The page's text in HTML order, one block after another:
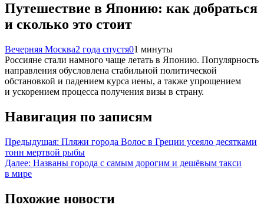
Путешествие в Японию: как добраться
и сколько это стоит
Вечерняя Москва2 года спустя01 минуты
Россияне стали намного чаще летать в Японию. Популярность
направления обусловлена стабильной политической
обстановкой и падением курса иены, а также упрощением
и ускорением процесса получения визы в страну.
Навигация по записям
Предыдущая: Пляжи города Волос в Греции усеяло десятками
тонн мертвой рыбы
Далее: Названы города с самым дорогим и дешёвым такси
в мире
Похожие новости